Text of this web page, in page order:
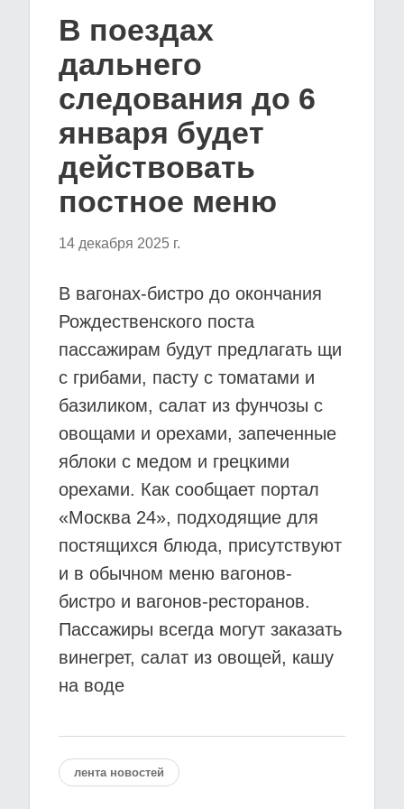
В поездах
дальнего
следования до 6
января будет
действовать
постное меню
14 декабря 2025 г.
В вагонах-бистро до окончания
Рождественского поста
пассажирам будут предлагать щи
с грибами, пасту с томатами и
базиликом, салат из фунчозы с
овощами и орехами, запеченные
яблоки с медом и грецкими
орехами. Как сообщает портал
«Москва 24», подходящие для
постящихся блюда, присутствуют
и в обычном меню вагонов-
бистро и вагонов-ресторанов.
Пассажиры всегда могут заказать
винегрет, салат из овощей, кашу
на воде
лента новостей